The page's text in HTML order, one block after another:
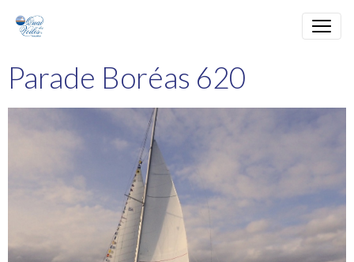
Parade Boréas 620